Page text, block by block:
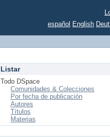
español English
Listar
Todo DSpace
Comunidades & Colecciones
Por fecha de publicación
Autores
Títulos
Materias